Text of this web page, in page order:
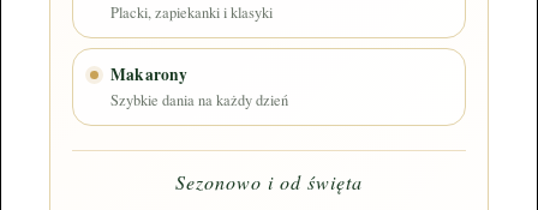
Placki, zapiekanki i klasyki
Makarony
Szybkie dania na każdy dzień
Sezonowo i od święta